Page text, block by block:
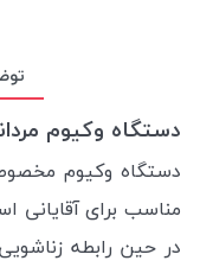
دستگاه وکیوم
دستگاه وکیوم
مناسب برای آقایانی
در حین رابطه